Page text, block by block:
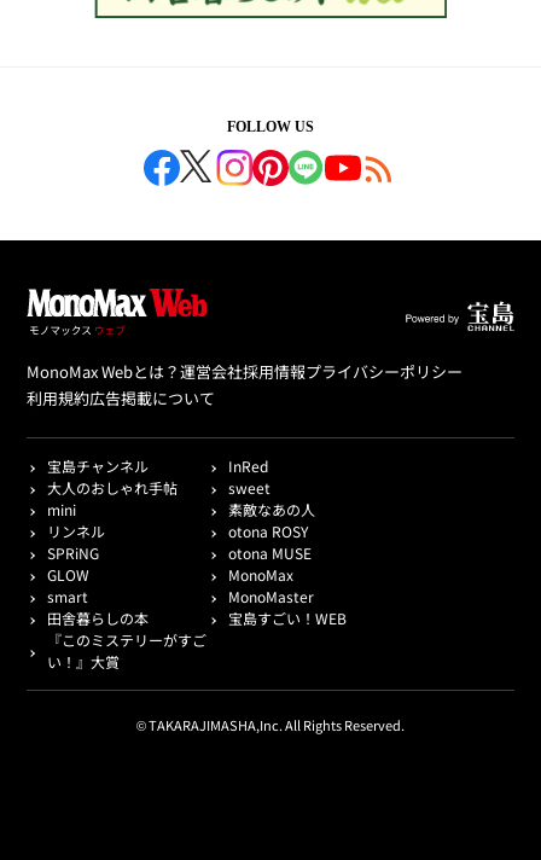
FOLLOW US
MonoMax Webとは？運営会社採用情報プライバシーポリシー
利用規約広告掲載について
宝島チャンネル
InRed
大人のおしゃれ手帖
sweet
mini
素敵なあの人
リンネル
otona ROSY
SPRiNG
otona MUSE
GLOW
MonoMax
smart
MonoMaster
田舎暮らしの本
宝島すごい！WEB
『このミステリーがすご
い！』大賞
© TAKARAJIMASHA,Inc. All Rights Reserved.